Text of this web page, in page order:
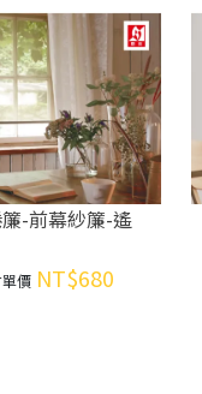
-前幕紗簾-遙
價 NT$680